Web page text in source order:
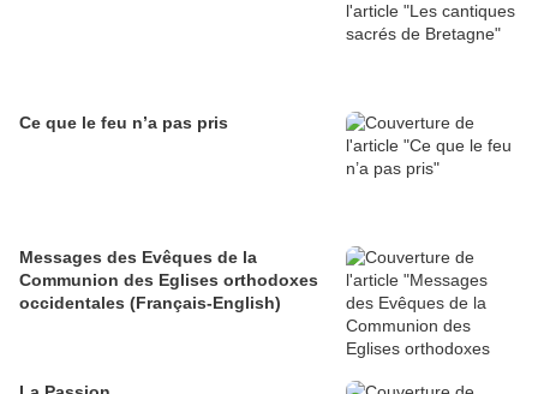
Ce que le feu n’a pas pris
Messages des Evêques de la
Communion des Eglises orthodoxes
occidentales (Français-English)